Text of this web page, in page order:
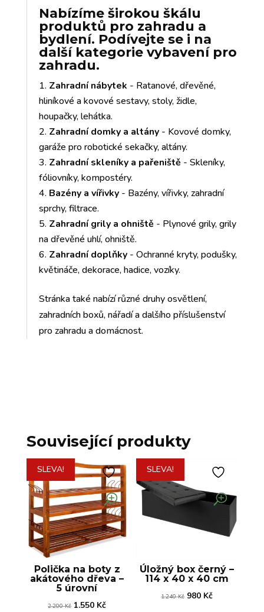
Nabízíme širokou škálu
produktů pro zahradu a
bydlení. Podívejte se i na
další kategorie vybavení pro
zahradu.
Zahradní nábytek - Ratanové, dřevěné,
hliníkové a kovové sestavy, stoly, židle,
houpačky, lehátka.
Zahradní domky a altány- Kovové domky,
garáže pro robotické sekačky, altány.
Zahradní skleníky a pařeniště - Skleníky,
fóliovníky, kompostéry.
Bazény a vířivky- Bazény, vířivky, zahradní
sprchy, filtrace.
Zahradní grily a ohniště - Plynové grily, grily
na dřevěné uhlí, ohniště.
Zahradní doplňky- Ochranné kryty, podušky,
květináče, dekorace, hadice, vozíky.
Stránka také nabízí různé druhy osvětlení,
zahradních boxů, nářadí a dalšího příslušenství
pro zahradu a domácnost.
Související produkty
SLEVA!
Polička na boty z
akátového dřeva –
5 úrovní
2.200Kč Původní
1.550 KčAktuální
SLEVA!
Úložný box černý –
114 x 40 x 40 cm
1.240Kč Původní
980 KčAktuální